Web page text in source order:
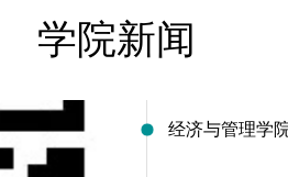
学院新闻
经济与管理学